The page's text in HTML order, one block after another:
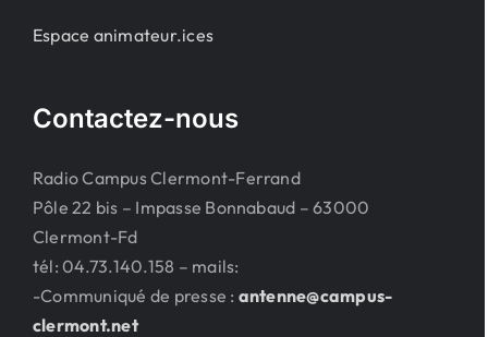
Espace animateur.ices
Contactez-nous
Radio Campus Clermont-Ferrand
Pôle 22 bis – Impasse Bonnabaud – 63000
Clermont-Fd
tél: 04.73.140.158 – mails:
-Communiqué de presse : antenne@campus-
clermont.net